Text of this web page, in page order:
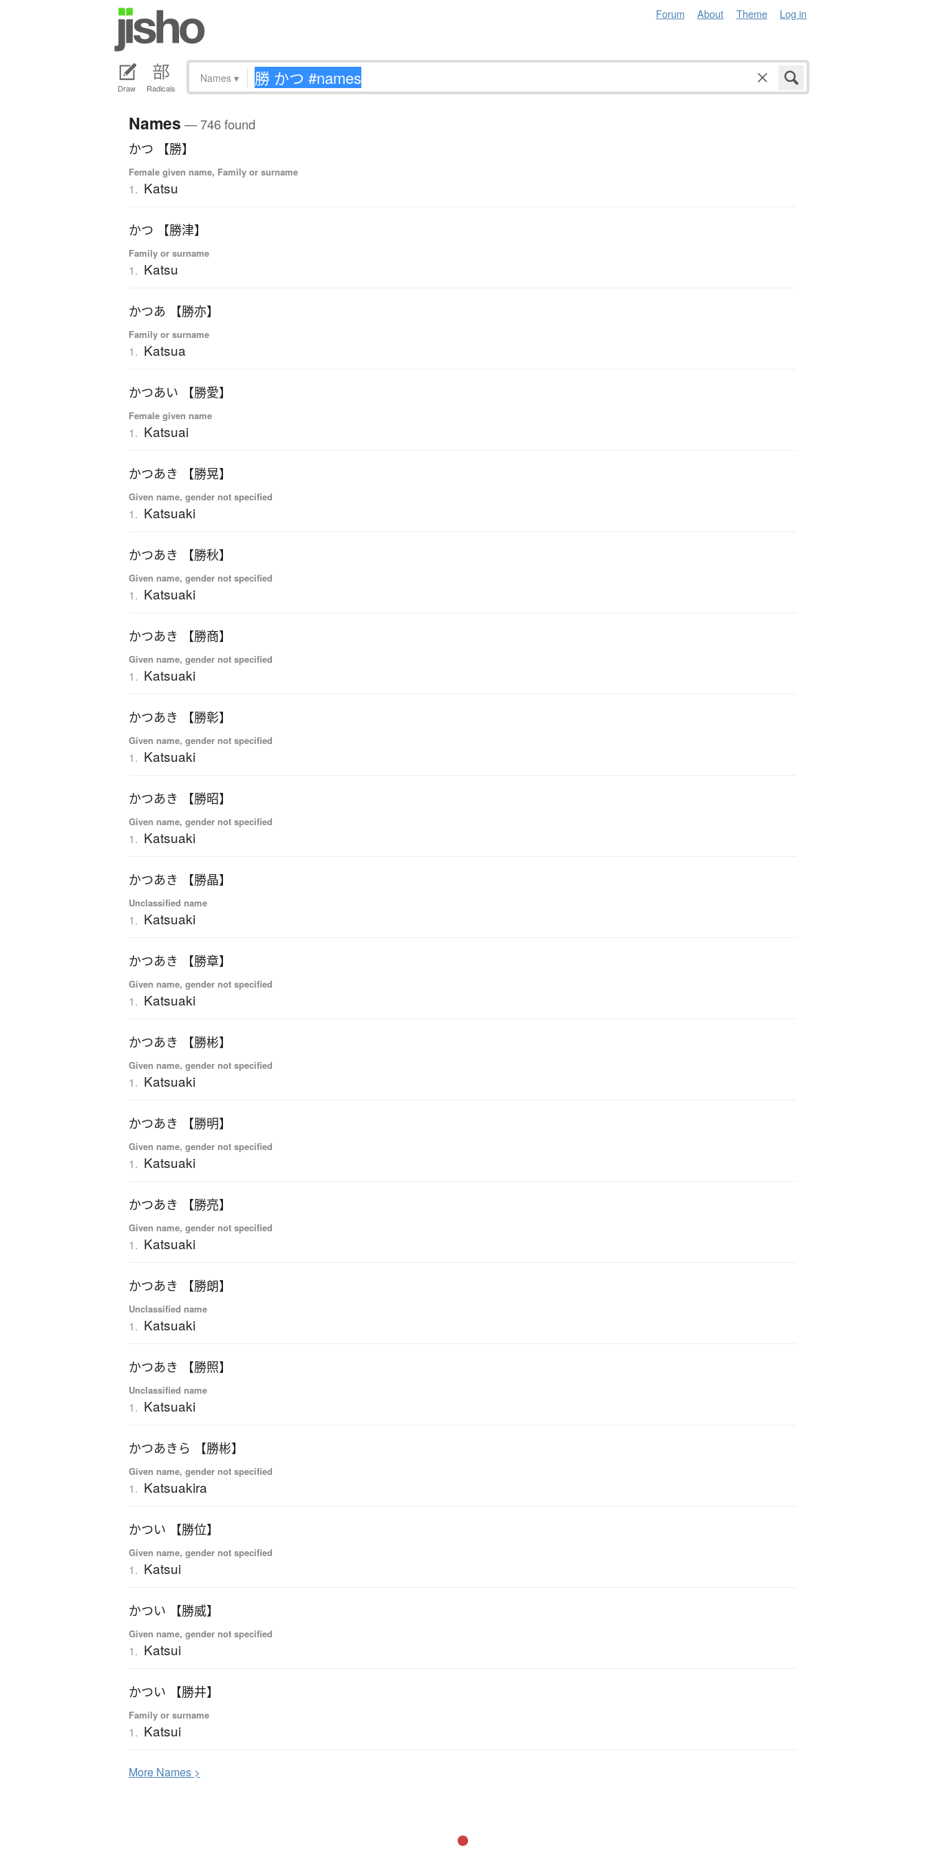
Forum About Theme Log in
Draw Radicals
Names ▾
Names — 746 found
かつ 【勝】
Female given name, Family or surname
1. Katsu
かつ 【勝津】
Family or surname
1. Katsu
かつあ 【勝亦】
Family or surname
1. Katsua
かつあい 【勝愛】
Female given name
1. Katsuai
かつあき 【勝晃】
Given name, gender not specified
1. Katsuaki
かつあき 【勝秋】
Given name, gender not specified
1. Katsuaki
かつあき 【勝商】
Given name, gender not specified
1. Katsuaki
かつあき 【勝彰】
Given name, gender not specified
1. Katsuaki
かつあき 【勝昭】
Given name, gender not specified
1. Katsuaki
かつあき 【勝晶】
Unclassified name
1. Katsuaki
かつあき 【勝章】
Given name, gender not specified
1. Katsuaki
かつあき 【勝彬】
Given name, gender not specified
1. Katsuaki
かつあき 【勝明】
Given name, gender not specified
1. Katsuaki
かつあき 【勝亮】
Given name, gender not specified
1. Katsuaki
かつあき 【勝朗】
Unclassified name
1. Katsuaki
かつあき 【勝照】
Unclassified name
1. Katsuaki
かつあきら 【勝彬】
Given name, gender not specified
1. Katsuakira
かつい 【勝位】
Given name, gender not specified
1. Katsui
かつい 【勝威】
Given name, gender not specified
1. Katsui
かつい 【勝井】
Family or surname
1. Katsui
More Names >